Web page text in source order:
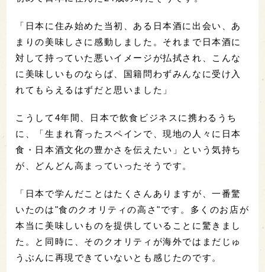
「日本に住み始めた当初、ある日本酒に出会い、あ
まりの美味しさに感動しました。それまで日本酒に
対して持っていた悪いイメージが払拭され、こんな
に美味しいものならば、国籍問わずみんなに受け入
れてもらえるはずだと思いました」
こうして4年間、日本で飲食ビジネスに携わるうち
に、「生まれ育ったスペインで、現地の人々に日本
食・日本酒文化の豊かさを伝えたい」という気持ち
が、どんどん高まっていったそうです。
「日本で学んだことはたくさんありますが、一番驚
いたのは"食のクオリティの高さ"です。多くのお店が
本当に美味しいものを提供していることに驚きまし
た。と同時に、そのクオリティが海外ではまだじゅ
うぶんに再現できていないとも感じたのです。